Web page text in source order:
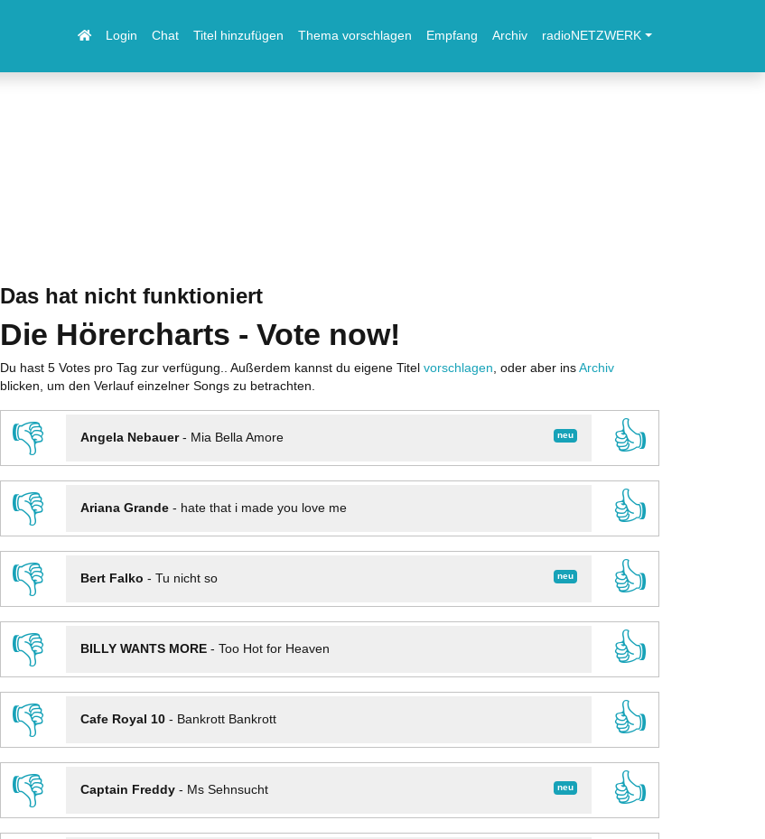
Login Chat Titel hinzufügen Thema vorschlagen Empfang Archiv radioNETZWERK
Das hat nicht funktioniert
Die Hörercharts - Vote now!
Du hast 5 Votes pro Tag zur verfügung.. Außerdem kannst du eigene Titel vorschlagen , oder aber ins Archiv
blicken, um den Verlauf einzelner Songs zu betrachten.
👎 neu
Angela Nebauer- Mia Bella Amore
👍
👎
Ariana Grande- hate that i made you love me
👍
👎
neu
Bert Falko - Tu nicht so
👍
👎
BILLY WANTS MORE- Too Hot for Heaven
👍
👎
Cafe Royal 10- Bankrott Bankrott
👍
👎
neu
Captain Freddy- Ms Sehnsucht
👍